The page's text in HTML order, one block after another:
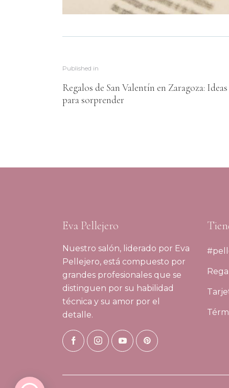
Published in
Regalos de San Valentín en Zaragoza:
para sorprender
Eva Pellejero
Nuestro salón, liderado por Eva
Pellejero, está compuesto por
grandes profesionales que se
distinguen por su habilidad
técnica y su amor por el
detalle.